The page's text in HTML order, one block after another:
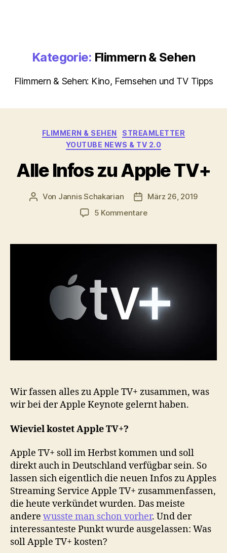
Kategorie: Flimmern & Sehen
Flimmern & Sehen: Kino, Fernsehen und TV Tipps
Kategorien
FLIMMERN & SEHEN
STREAMLETTER
YOUTUBE NEWS & TV 2.0
Alle Infos zu Apple TV+
Beitragsautor
Von Jannis Schakarian Veröffentlichungsdatum
März 26, 2019
5 Kommentarezu
zu
Wir fassen alles zu Apple TV+ zusammen, was
wir bei der Apple Keynote gelernt haben.
Wieviel kostet Apple TV+?
Apple TV+ soll im Herbst kommen und soll
direkt auch in Deutschland verfügbar sein. So
lassen sich eigentlich die neuen Infos zu Apples
Streaming Service Apple TV+ zusammenfassen,
die heute verkündet wurden. Das meiste
andere wusste man schon vorher. Und der
interessanteste Punkt wurde ausgelassen: Was
soll Apple TV+ kosten?